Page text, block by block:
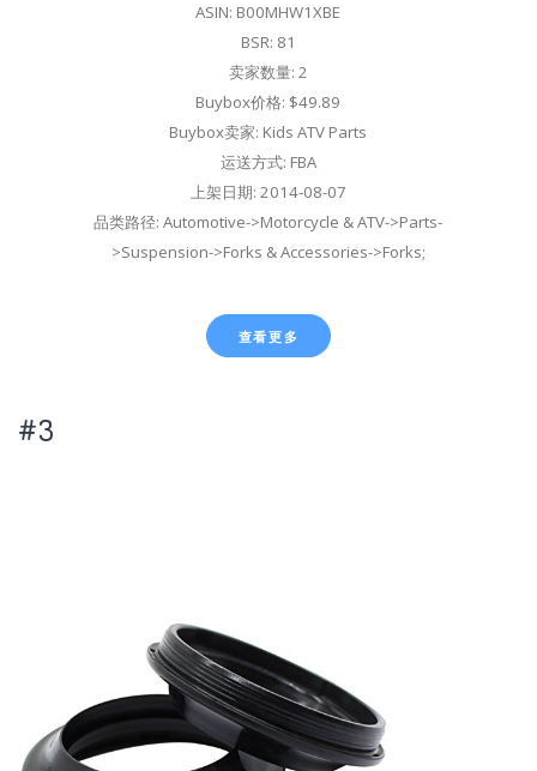
ASIN: B00MHW1XBE
BSR: 81
卖家数量: 2
Buybox价格: $49.89
Buybox卖家: Kids ATV Parts
运送方式: FBA
上架日期: 2014-08-07
品类路径: Automotive->Motorcycle & ATV->Parts-
>Suspension->Forks & Accessories->Forks;
查看更多
#3